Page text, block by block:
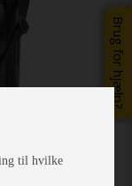
Brug for hjælp?
til hvilke